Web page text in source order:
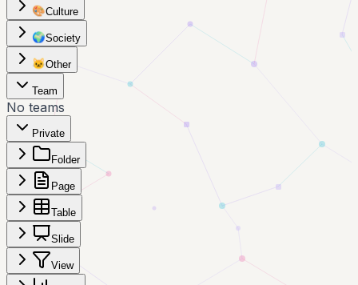
🎨Culture
🌍Society
🐱Other
Team
No teams
Private
Folder
Page
Table
Slide
View